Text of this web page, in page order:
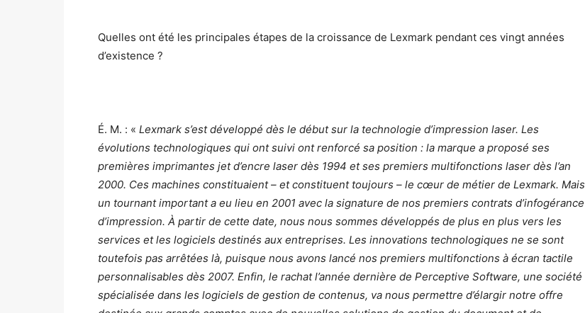
Quelles ont été les principales étapes de la croissance de Lexmark pendant ces vingt années
d’existence ?
É. M. : « Lexmark s’est développé dès le début sur la technologie d’impression laser. Les
évolutions technologiques qui ont suivi ont renforcé sa position : la marque a proposé ses
premières imprimantes jet d’encre laser dès 1994 et ses premiers multifonctions laser dès l’an
2000. Ces machines constituaient – et constituent toujours – le cœur de métier de Lexmark. Mais
un tournant important a eu lieu en 2001 avec la signature de nos premiers contrats d’infogérance
d’impression. À partir de cette date, nous nous sommes développés de plus en plus vers les
services et les logiciels destinés aux entreprises. Les innovations technologiques ne se sont
toutefois pas arrêtées là, puisque nous avons lancé nos premiers multifonctions à écran tactile
personnalisables dès 2007. Enfin, le rachat l’année dernière de Perceptive Software, une société
spécialisée dans les logiciels de gestion de contenus, va nous permettre d’élargir notre offre